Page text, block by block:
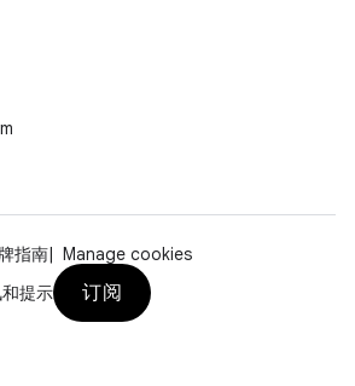
指南
Manage cookies
提示
订阅